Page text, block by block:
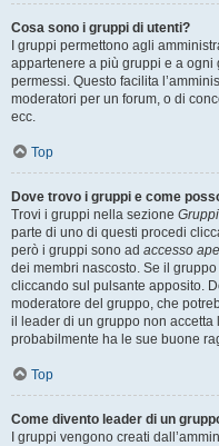
Cosa sono i gruppi di utenti?
I gruppi permettono agli
appartenere a più gruppi e a
permessi. Questo facilita
moderatori per un forum, o di
ecc.
Top
Dove trovo i gruppi e come
Trovi i gruppi nella sezione Gruppi
parte di uno di questi procedi
però i gruppi sono ad accesso
dei membri nascosto. Se il
cliccando sul pulsante apposito.
moderatore del gruppo, che
il leader di un gruppo non
probabilmente ha le sue buone
Top
Come divento leader di un
I gruppi vengono creati